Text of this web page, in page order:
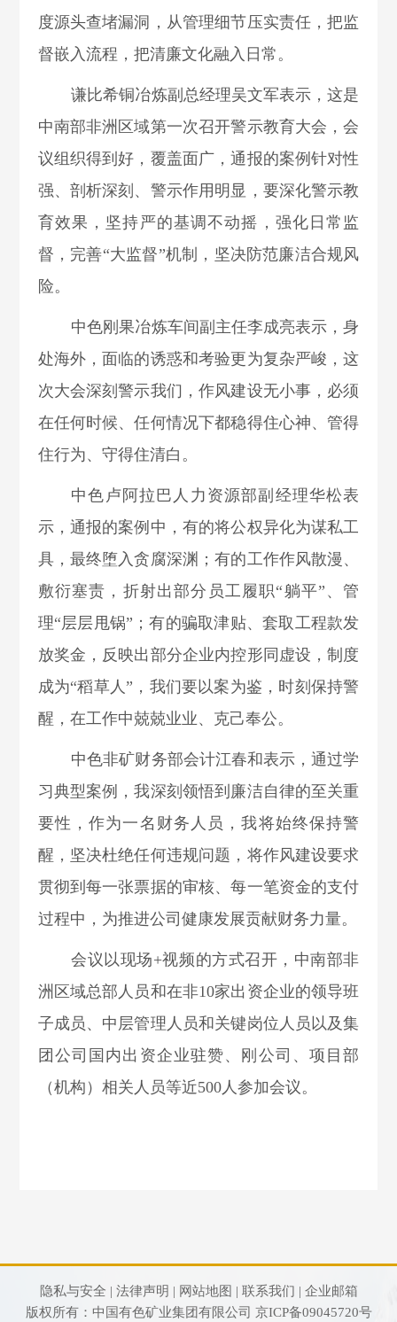
度源头查堵漏洞，从管理细节压实责任，把监
督嵌入流程，把清廉文化融入日常。
谦比希铜冶炼副总经理吴文军表示，这是
中南部非洲区域第一次召开警示教育大会，会
议组织得到好，覆盖面广，通报的案例针对性
强、剖析深刻、警示作用明显，要深化警示教
育效果，坚持严的基调不动摇， 强化日常监
督， 完善“大监督”机制， 坚决防范廉洁合规风
险。
中色刚果冶炼车间副主任李成亮表示，身
处海外，面临的诱惑和考验更为复杂严峻，这
次大会深刻警示我们，作风建设无小事，必须
在任何时候、任何情况下都稳得住心神、管得
住行为、守得住清白。
中色卢阿拉巴人力资源部副经理华松表
示，通报的案例 中，有的将公权异化为谋私工
具，最终堕入贪腐深渊；有的工作作风散漫、
敷衍塞责，折射出部分 员工 履职“躺平”、管
理“层层甩锅” ；有的骗取津贴、套取工程款发
放奖金，反映出部分企业内控形同虚设，制度
成为“稻草人”，我们要以案为鉴， 时刻保持警
醒，在工作中兢兢业业、克己奉公。
中色非矿财务部会计江春和表示，通过学
习典型案例，我深刻领悟到廉洁自律的至关重
要性，作为一名财务人员，我将始终保持警
醒，坚决杜绝任何违规问题，将作风建设要求
贯彻到每一张票据的审核、每一笔资金的支付
过程中，为推进公司健康发展贡献财务力量。
会议以现场+视频的方式召开，中南部非
洲区域总部人员和在非10家出资企业的领导班
子成员、中层管理人员和关键岗位人员以及集
团公司国内出资企业驻赞、刚 公司、项目部
（机构） 相关人员等近500人参加会议。
隐私与安全 | 法律声明 | 网站地图 | 联系我们 | 企业邮箱
版权所有：中国有色矿业集团有限公司 京ICP备09045720号